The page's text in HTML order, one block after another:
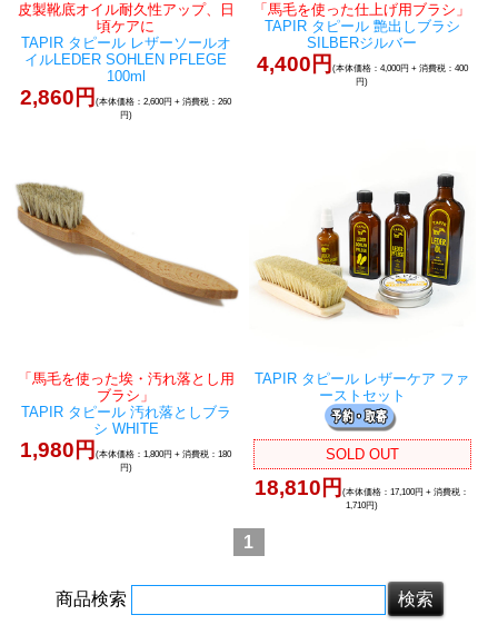
皮製靴底オイル耐久性アップ、日
頃ケアに
TAPIR タピール レザーソールオ
イルLEDER SOHLEN PFLEGE
100ml
2,860円(本体価格：2,600円 + 消費税：260
円)
「馬毛を使った仕上げ用ブラシ」
TAPIR タピール 艶出しブラシ
SILBERジルバー
4,400円 (本体価格：4,000円 + 消費税：400
円)
「馬毛を使った埃・汚れ落とし用
ブラシ」
TAPIR タピール 汚れ落としブラ
シ WHITE
1,980円(本体価格：1,800円 + 消費税：180
円)
TAPIR タピール レザーケア ファ
ーストセット
SOLD OUT
18,810円(本体価格：17,100円 + 消費税：
1,710円)
1
商品検索